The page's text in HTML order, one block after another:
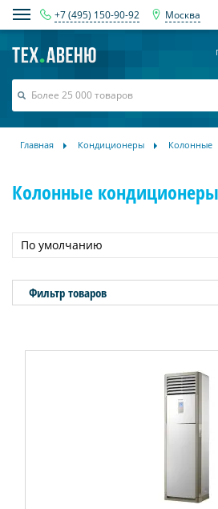
+7 (495) 150-90-92 Москва
Главная Кондиционеры Колонные
Колонные кондиционеры
По умолчанию
Фильтр товаров